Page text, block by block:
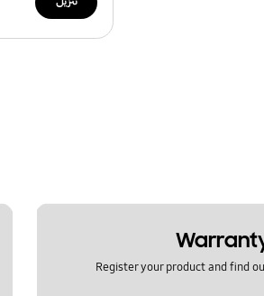
Register your product and find